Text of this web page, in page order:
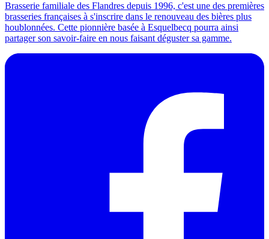
Brasserie familiale des Flandres depuis 1996, c'est une des premières
brasseries françaises à s'inscrire dans le renouveau des bières plus
houblonnées. Cette pionnière basée à Esquelbecq pourra ainsi
partager son savoir-faire en nous faisant déguster sa gamme.